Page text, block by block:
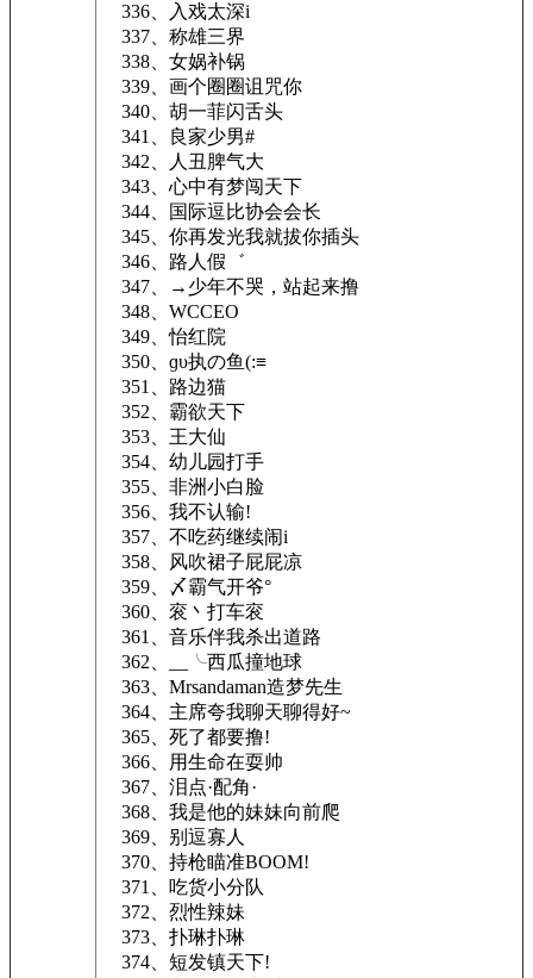
336、入戏太深i
337、称雄三界
338、女娲补锅
339、画个圈圈诅咒你
340、胡一菲闪舌头
341、良家少男#
342、人丑脾气大
343、心中有梦闯天下
344、国际逗比协会会长
345、你再发光我就拔你插头
346、路人假゛
347、→少年不哭，站起来撸
348、WCCEO
349、怡红院
350、ɡυ执の鱼(:≡
351、路边猫
352、霸欲天下
353、王大仙
354、幼儿园打手
355、非洲小白脸
356、我不认输!
357、不吃药继续闹i
358、风吹裙子屁屁凉
359、〆霸气开爷°
360、衮丶打车衮
361、音乐伴我杀出道路
362、__╰西瓜撞地球
363、Mrsandaman造梦先生
364、主席夸我聊天聊得好~
365、死了都要撸!
366、用生命在耍帅
367、泪点·配角·
368、我是他的妹妹向前爬
369、别逗寡人
370、持枪瞄准BOOM!
371、吃货小分队
372、烈性辣妹
373、扑琳扑琳
374、短发镇天下!